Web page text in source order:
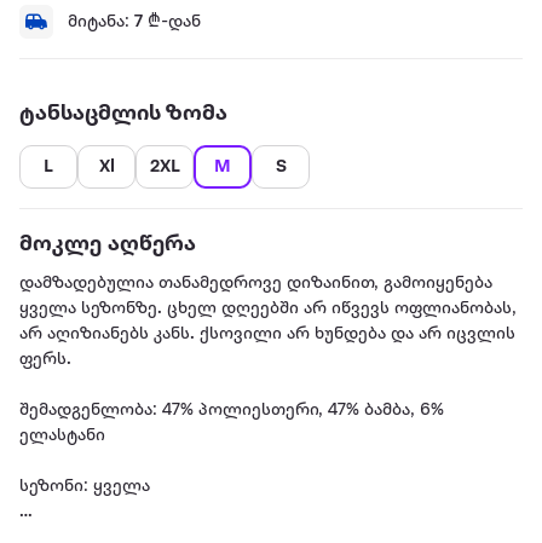
მიტანა: 7 ₾-დან
ტანსაცმლის ზომა
L Xl 2XL M S
მოკლე აღწერა
დამზადებულია თანამედროვე დიზაინით, გამოიყენება
ყველა სეზონზე. ცხელ დღეებში არ იწვევს ოფლიანობას,
არ აღიზიანებს კანს. ქსოვილი არ ხუნდება და არ იცვლის
ფერს.
შემადგენლობა: 47% პოლიესთერი, 47% ბამბა, 6%
ელასტანი
სეზონი: ყველა